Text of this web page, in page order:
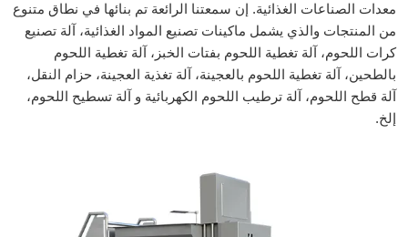
معدات الصناعات الغذائية. إن سمعتنا الرائعة تم بنائها في نطاق متنوع
من المنتجات والذي يشمل ماكينات تصنيع المواد الغذائية، آلة تصنيع
كرات اللحوم، آلة تغطية اللحوم بفتات الخبز، آلة تغطية اللحوم
بالطحين، آلة تغطية اللحوم بالعجينة، آلة تغذية العجينة، حزام النقل،
آلة قطح اللحوم، آلة ترطيب اللحوم الكهربائية و آلة تسطيح اللحوم،
إلخ.